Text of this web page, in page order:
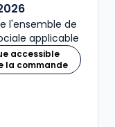
l'ensemble de
applicable
accessible
la commande